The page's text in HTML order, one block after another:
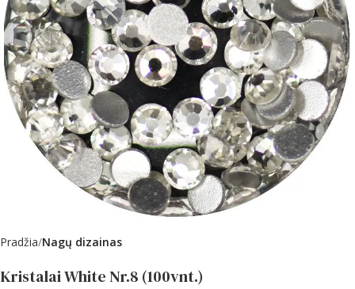
Pradžia Nagų dizainas
Kristalai White Nr.8 (100vnt.)